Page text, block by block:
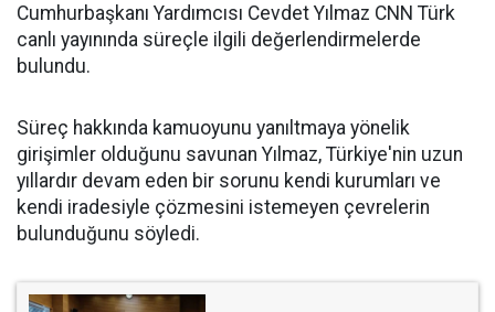
Cumhurbaşkanı Yardımcısı Cevdet Yılmaz CNN Türk
canlı yayınında süreçle ilgili değerlendirmelerde
bulundu.
Süreç hakkında kamuoyunu yanıltmaya yönelik
girişimler olduğunu savunan Yılmaz, Türkiye'nin uzun
yıllardır devam eden bir sorunu kendi kurumları ve
kendi iradesiyle çözmesini istemeyen çevrelerin
bulunduğunu söyledi.